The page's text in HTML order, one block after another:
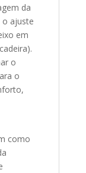
da
o ajuste
em
o
o
como